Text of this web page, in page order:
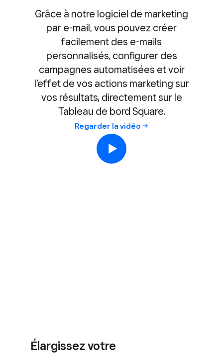
Grâce à notre logiciel de marketing
par e-mail, vous pouvez créer
facilement des e-mails
personnalisés, configurer des
campagnes automatisées et voir
l’effet de vos actions marketing sur
vos résultats, directement sur le
Tableau de bord Square.
Regarder la vidéo
Élargissez votre